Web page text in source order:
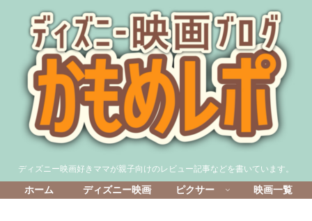
ディズニー映画好きママが親子向けのレビュー記事などを書いています。
ホーム ディズニー映画 ピクサー 映画一覧